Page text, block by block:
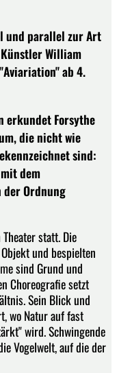
und parallel zur Art
William
ab 4.
erkundet Forsythe
die nicht wie
sind:
dem
der Ordnung
statt. Die
und bespielten
sind Grund und
Choreografie setzt
Sein Blick und
wo Natur auf fast
wird. Schwingende
Vogelwelt, auf die der